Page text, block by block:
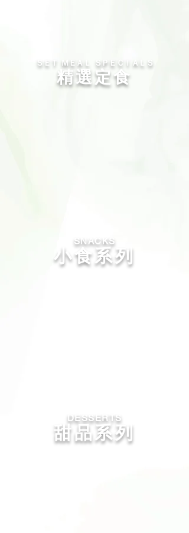
SNACKS
小食系列
ＳＥＴ ＭＥＡＬ ＳＰＥＣＩＡＬＳ
精選定食
​DESSERTS
甜品系列